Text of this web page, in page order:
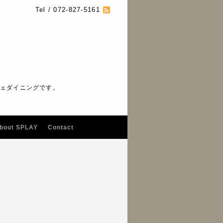
Tel / 072-827-5161
ダイニングです。
SPLAY Contact